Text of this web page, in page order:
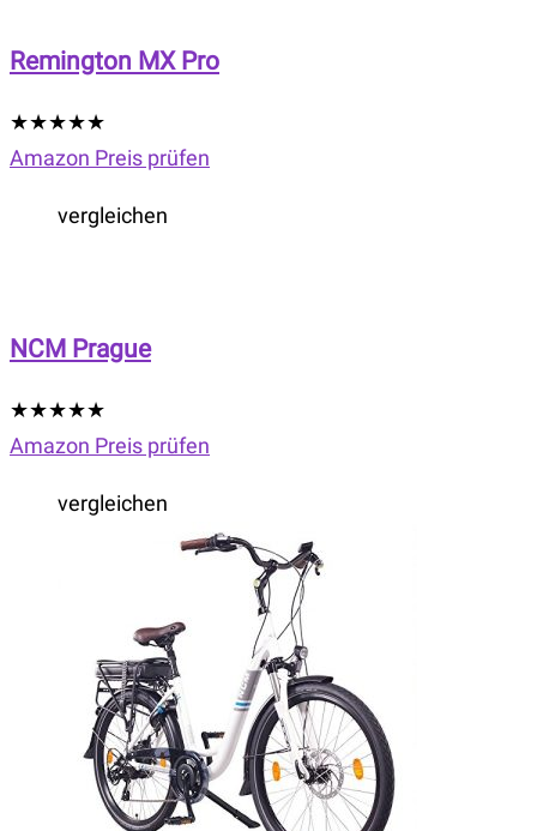
Remington MX Pro
★★★★★
Amazon Preis prüfen
vergleichen
NCM Prague
★★★★★
Amazon Preis prüfen
vergleichen